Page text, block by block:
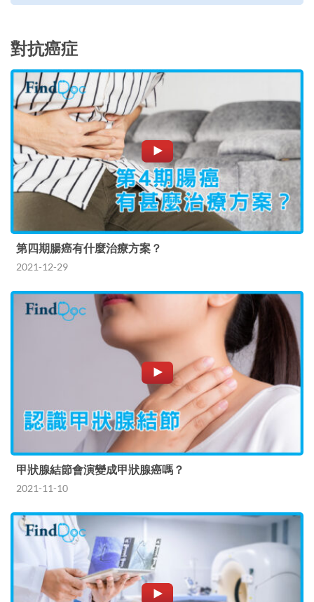
對抗癌症
第四期腸癌有什麼治療方案？
2021-12-29
甲狀腺結節會演變成甲狀腺癌嗎？
2021-11-10